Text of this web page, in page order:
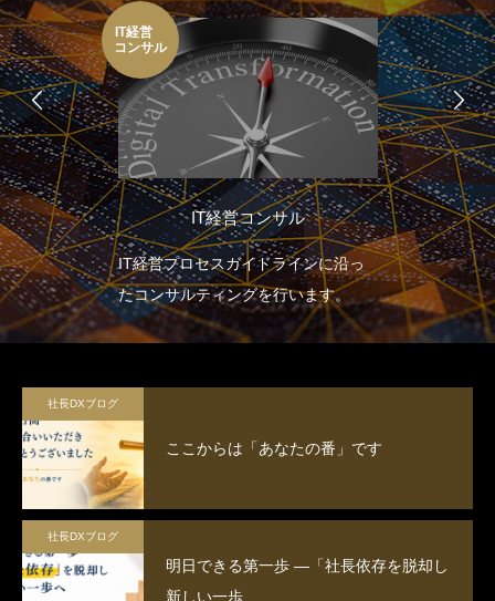
IT経営
コンサル
IT経営コンサル
IT経営プロセスガイドラインに沿っ
たコンサルティングを行います。
社長DXブログ
ここからは「あなたの番」です
社長DXブログ
明日できる第一歩 ―「社長依存を脱却し
新しい一歩